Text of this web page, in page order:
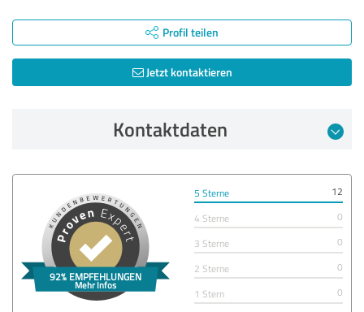
Profil teilen
Jetzt kontaktieren
Kontaktdaten
5 Sterne
12
4 Sterne
0
3 Sterne
0
2 Sterne
0
1 Stern
0